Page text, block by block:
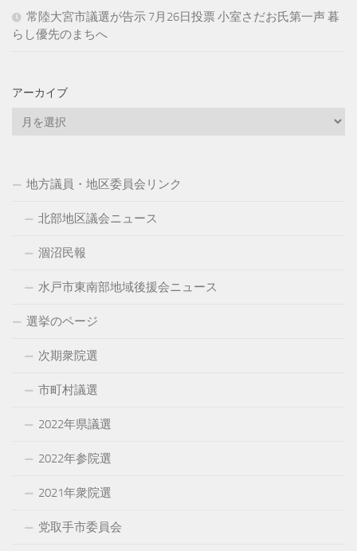
常陸大宮市議選が告示 7月26日投票 小室さだお氏第一声 暮
らし優先のまちへ
アーカイブ
地方議員・地区委員会リンク
北部地区議会ニュース
涸沼民報
水戸市東南部地域後援会ニュース
選挙のページ
次期衆院選
市町村議選
2022年県議選
2022年参院選
2021年衆院選
党取手市委員会